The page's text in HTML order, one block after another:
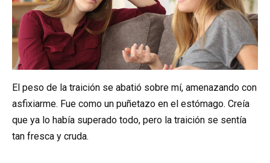
El peso de la traición se abatió sobre mí, amenazando con
asfixiarme. Fue como un puñetazo en el estómago. Creía
que ya lo había superado todo, pero la traición se sentía
tan fresca y cruda.